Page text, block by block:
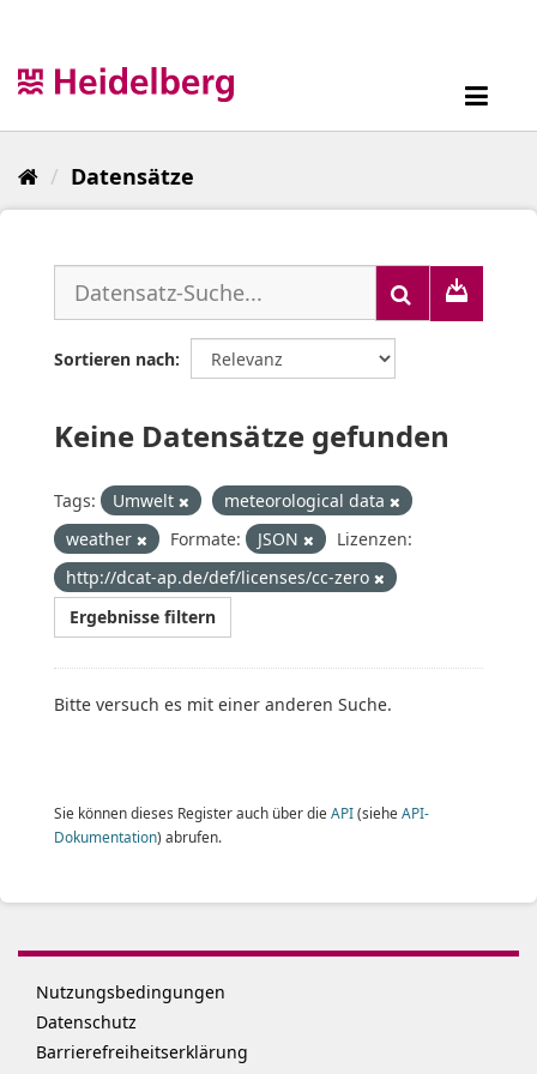
Datensätze
Sortieren nach
Keine Datensätze gefunden
Tags: Umwelt
meteorological data
weather
Formate: JSON
Lizenzen:
http://dcat-ap.de/def/licenses/cc-zero
Ergebnisse filtern
Bitte versuch es mit einer anderen Suche.
Sie können dieses Register auch über die API(siehe API-
Dokumentation) abrufen.
Nutzungsbedingungen
Datenschutz
Barrierefreiheitserklärung